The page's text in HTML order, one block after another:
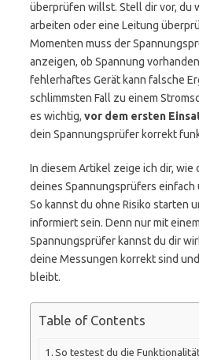
überprüfen willst. Stell dir vor, du
arbeiten oder eine Leitung
Momenten muss der
anzeigen, ob Spannung
fehlerhaftes Gerät kann falsche
schlimmsten Fall zu einem
es wichtig, vor dem ersten
dein Spannungsprüfer korrekt
In diesem Artikel zeige ich dir, wie
deines Spannungsprüfers
So kannst du ohne Risiko starten
informiert sein. Denn nur mit
Spannungsprüfer kannst du dir
deine Messungen korrekt sind
bleibt.
Table of Contents
So testest du die